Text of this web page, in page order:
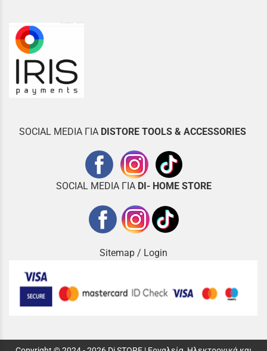
SOCIAL MEDIA ΓΙΑ DISTORE TOOLS & ACCESSORIES
SOCIAL MEDIA ΓΙΑ DI- HOME STORE
Sitemap / Login